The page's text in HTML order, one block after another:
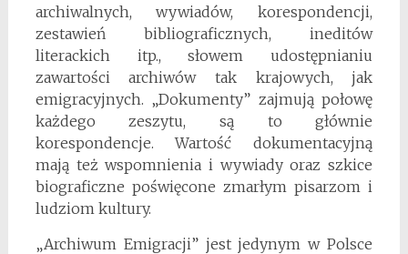
archiwalnych, wywiadów, korespondencji,
zestawień bibliograficznych, ineditów
literackich itp., słowem udostępnianiu
zawartości archiwów tak krajowych, jak
emigracyjnych. „Dokumenty” zajmują połowę
każdego zeszytu, są to głównie
korespondencje. Wartość dokumentacyjną
mają też wspomnienia i wywiady oraz szkice
biograficzne poświęcone zmarłym pisarzom i
ludziom kultury.
„Archiwum Emigracji” jest jedynym w Polsce